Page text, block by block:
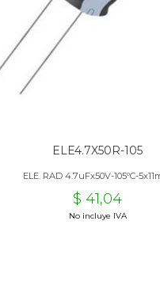
ELE4.7X50R-105
ELE. RAD 4.7uFx50V-105ºC-
$ 41,04
No incluye IVA